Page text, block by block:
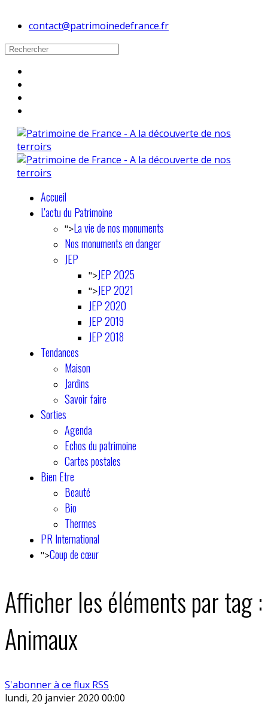
contact@patrimoinedefrance.fr
Accueil
L'actu du Patrimoine
">La vie de nos monuments
Nos monuments en danger
JEP
">JEP 2025
">JEP 2021
JEP 2020
JEP 2019
JEP 2018
Tendances
Maison
Jardins
Savoir faire
Sorties
Agenda
Echos du patrimoine
Cartes postales
Bien Etre
Beauté
Bio
Thermes
PR International
">Coup de cœur
Afficher les éléments par tag :
Animaux
S'abonner à ce flux RSS
lundi, 20 janvier 2020 00:00